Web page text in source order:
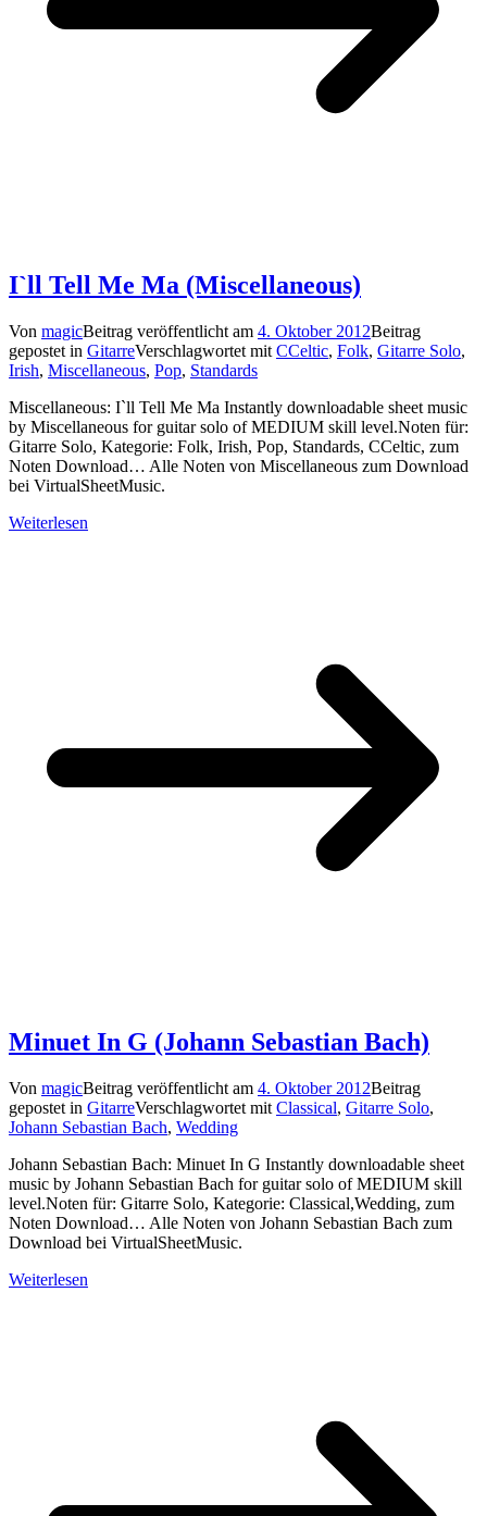
I`ll Tell Me Ma (Miscellaneous)
Von magicBeitrag veröffentlicht am 4. Oktober 2012Beitrag
gepostet in GitarreVerschlagwortet mit CCeltic, Folk, Gitarre Solo,
Irish, Miscellaneous, Pop, Standards
Miscellaneous: I`ll Tell Me Ma Instantly downloadable sheet music
by Miscellaneous for guitar solo of MEDIUM skill level.Noten für:
Gitarre Solo, Kategorie: Folk, Irish, Pop, Standards, CCeltic, zum
Noten Download… Alle Noten von Miscellaneous zum Download
bei VirtualSheetMusic.
Weiterlesen
Minuet In G (Johann Sebastian Bach)
Von magicBeitrag veröffentlicht am 4. Oktober 2012Beitrag
gepostet in GitarreVerschlagwortet mit Classical, Gitarre Solo,
Johann Sebastian Bach, Wedding
Johann Sebastian Bach: Minuet In G Instantly downloadable sheet
music by Johann Sebastian Bach for guitar solo of MEDIUM skill
level.Noten für: Gitarre Solo, Kategorie: Classical,Wedding, zum
Noten Download… Alle Noten von Johann Sebastian Bach zum
Download bei VirtualSheetMusic.
Weiterlesen